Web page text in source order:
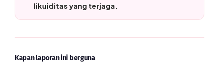
likuiditas yang terjaga.
Kapan laporan ini berguna